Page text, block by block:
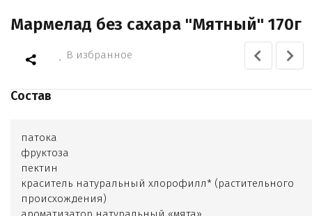
Мармелад без сахара "Мятный" 170г
В избранное
Состав
патока
фруктоза
пектин
краситель натуральный хлорофилл* (растительного
происхождения)